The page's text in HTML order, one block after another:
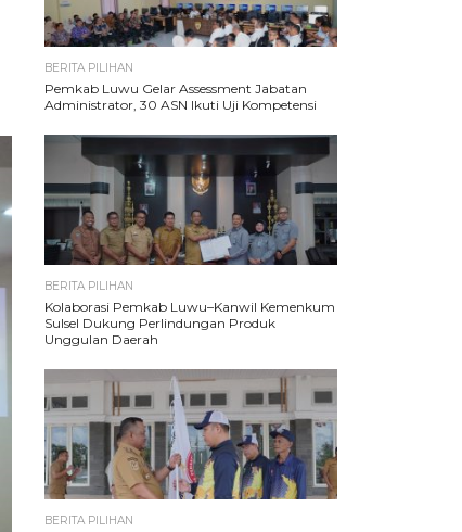
BERITA PILIHAN
Pemkab Luwu Gelar Assessment Jabatan
Administrator, 30 ASN Ikuti Uji Kompetensi
BERITA PILIHAN
Kolaborasi Pemkab Luwu–Kanwil Kemenkum
Sulsel Dukung Perlindungan Produk
Unggulan Daerah
BERITA PILIHAN